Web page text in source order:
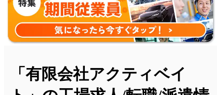
「有限会社アクティベイ